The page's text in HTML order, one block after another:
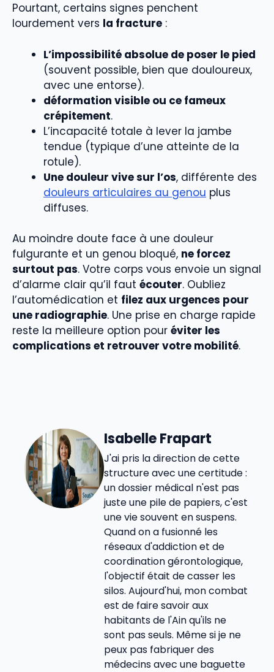
Pourtant, certains signes penchent
lourdement vers la fracture :
L’impossibilité absolue de poser le pied
(souvent possible, bien que douloureux,
avec une entorse).
déformation visible ou ce fameux
crépitement.
L’incapacité totale à lever la jambe
tendue (typique d’une atteinte de la
rotule).
Une douleur vive sur l’os, différente des
douleurs articulaires au genou plus
diffuses.
Au moindre doute face à une douleur
fulgurante et un genou bloqué, ne forcez
surtout pas. Votre corps vous envoie un signal
d’alarme clair qu’il faut écouter. Oubliez
l’automédication et filez aux urgences pour
une radiographie. Une prise en charge rapide
reste la meilleure option pour éviter les
complications et retrouver votre mobilité.
Isabelle Frapart
J'ai pris la direction de cette
structure avec une certitude :
un dossier médical n'est pas
juste une pile de papiers, c'est
une vie souvent en suspens.
Quand on a fusionné les
réseaux d'addiction et de
coordination gérontologique,
l'objectif était de casser les
silos. Aujourd'hui, mon combat
est de faire savoir aux
habitants de l'Ain qu'ils ne
sont pas seuls. Même si je ne
peux pas fabriquer des
médecins avec une baguette